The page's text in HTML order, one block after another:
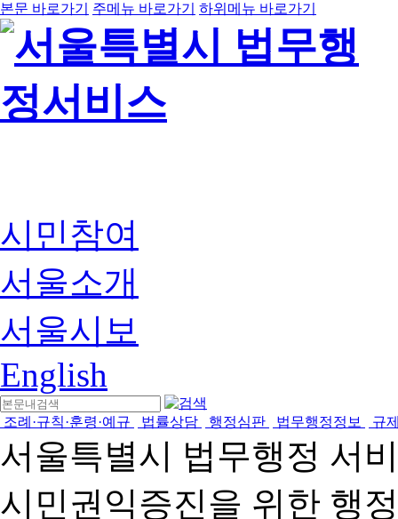
본문 바로가기 주메뉴 바로가기 하위메뉴 바로가기
시민참여
서울소개
서울시보
English
조례·규칙·훈령·예규 법률상담 행정심판 법무행정정보 규
서울특별시 법무행정 서
시민권익증진을 위한 행